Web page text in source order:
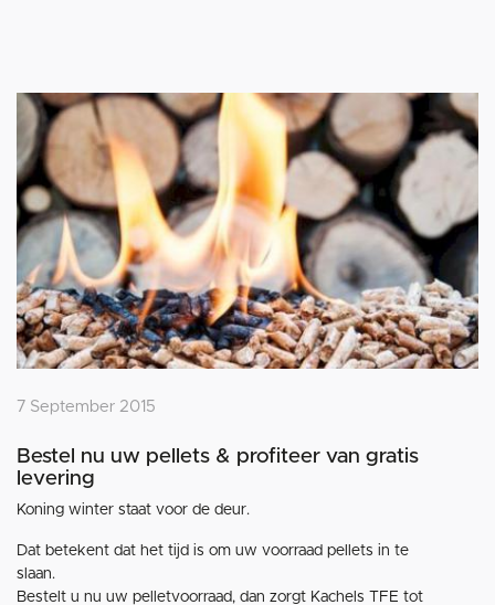
7 September 2015
Bestel nu uw pellets & profiteer van gratis
levering
Koning winter staat voor de deur.
Dat betekent dat het tijd is om uw voorraad pellets in te
slaan.
Bestelt u nu uw pelletvoorraad, dan zorgt Kachels TFE tot